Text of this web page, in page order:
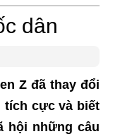
dân
Z đã thay đổi
tích cực và biết
hội những câu